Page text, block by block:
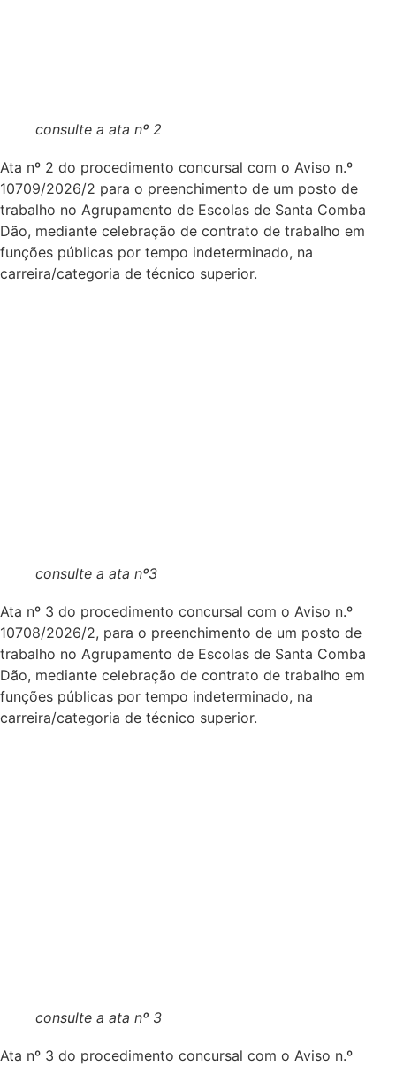
consulte a ata nº 2
Ata nº 2 do procedimento concursal com o Aviso n.º
10709/2026/2 para o preenchimento de um posto de
trabalho no Agrupamento de Escolas de Santa Comba
Dão, mediante celebração de contrato de trabalho em
funções públicas por tempo indeterminado, na
carreira/categoria de técnico superior.
consulte a ata nº3
Ata nº 3 do procedimento concursal com o Aviso n.º
10708/2026/2, para o preenchimento de um posto de
trabalho no Agrupamento de Escolas de Santa Comba
Dão, mediante celebração de contrato de trabalho em
funções públicas por tempo indeterminado, na
carreira/categoria de técnico superior.
consulte a ata nº 3
Ata nº 3 do procedimento concursal com o Aviso n.º